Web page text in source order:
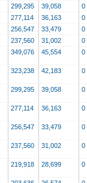
299,295 39,058
0
277,114 36,163
0
256,547 33,479
0
237,560 31,002
0
349,076 45,554 0
323,238 42,183 0
299,295 39,058 0
277,114 36,163 0
256,547 33,479 0
237,560 31,002 0
219,918 28,699 0